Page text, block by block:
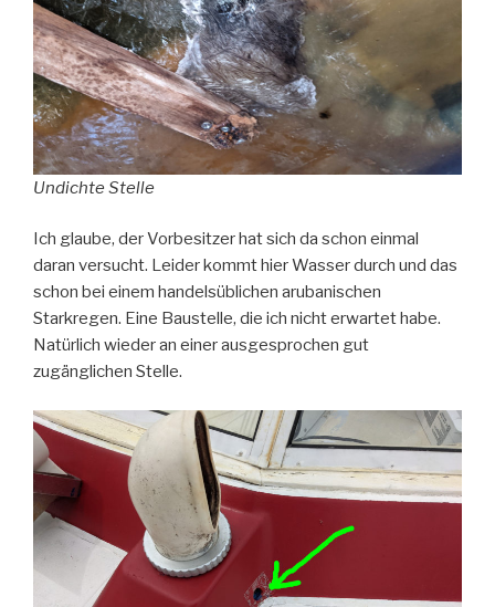
Undichte Stelle
Ich glaube, der Vorbesitzer hat sich da schon einmal
daran versucht. Leider kommt hier Wasser durch und das
schon bei einem handelsüblichen arubanischen
Starkregen. Eine Baustelle, die ich nicht erwartet habe.
Natürlich wieder an einer ausgesprochen gut
zugänglichen Stelle.